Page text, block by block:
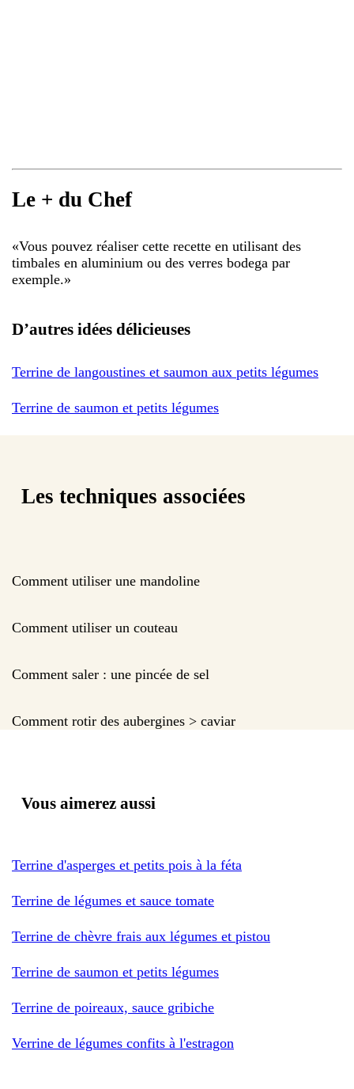
Le + du Chef
«Vous pouvez réaliser cette recette en utilisant des
timbales en aluminium ou des verres bodega par
exemple.»
D’autres idées délicieuses
Terrine de langoustines et saumon aux petits légumes
Terrine de saumon et petits légumes
Les techniques associées
Comment utiliser une mandoline
Comment utiliser un couteau
Comment saler : une pincée de sel
Comment rotir des aubergines > caviar
Vous aimerez aussi
Terrine d'asperges et petits pois à la féta
Terrine de légumes et sauce tomate
Terrine de chèvre frais aux légumes et pistou
Terrine de saumon et petits légumes
Terrine de poireaux, sauce gribiche
Verrine de légumes confits à l'estragon